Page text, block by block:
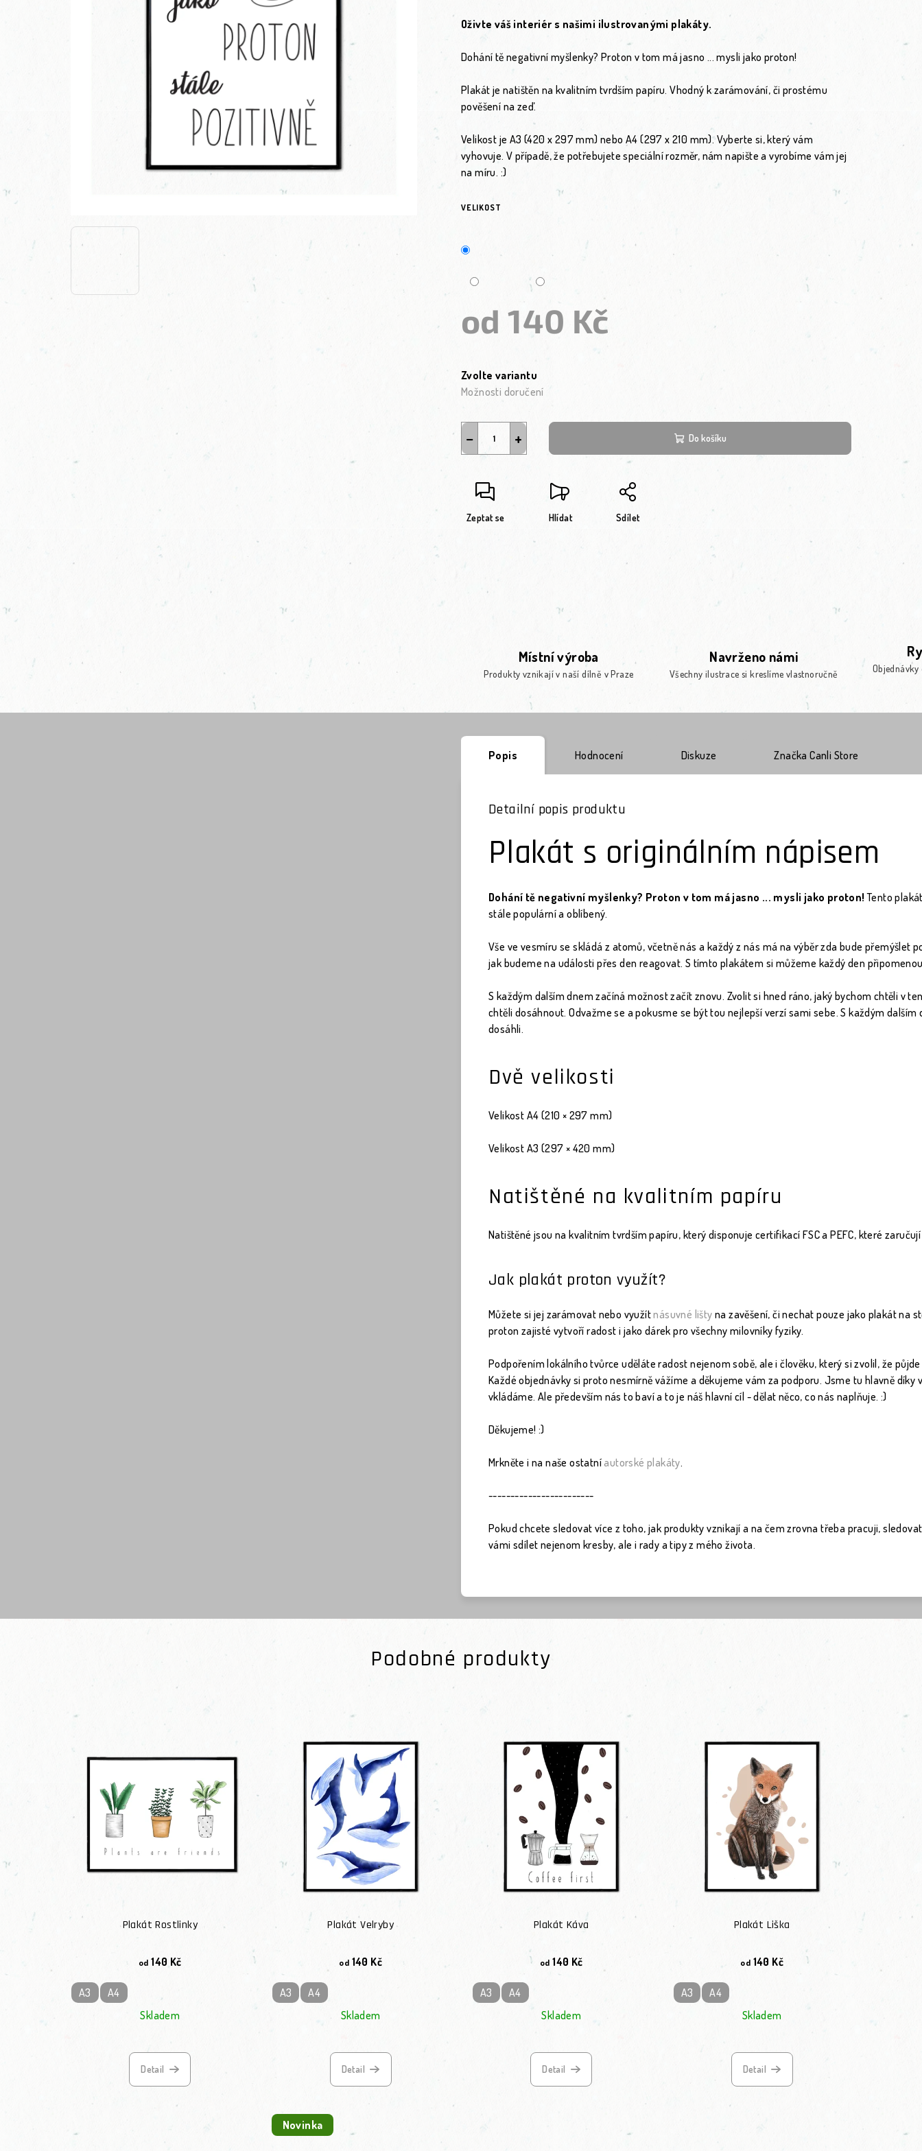
Oživte váš interiér s našimi ilustrovanými plakáty.
Dohání tě negativní myšlenky? Proton v tom má jasno ... mysli jako proton!
Plakát je natištěn na kvalitním tvrdším papíru. Vhodný k zarámování, či prostému
pověšení na zeď.
Velikost je A3 (420 x 297 mm) nebo A4 (297 x 210 mm). Vyberte si, který vám
vyhovuje. V případě, že potřebujete speciální rozměr, nám napište a vyrobíme vám jej
na míru. :)
VELIKOST
od140 Kč
Zvolte variantu
Možnosti doručení
+
− Do košíku
Zeptat se Hlídat Sdílet
Místní výroba
Produkty vznikají v naší dílně v Praze
Navrženo námi
Všechny ilustrace si kreslíme vlastnoručně Objednávky
Popis Hodnocení Diskuze Značka Canli Store
Detailní popis produktu
Plakát s originálním nápisem
Dohání tě negativní myšlenky? Proton v tom má jasno ... mysli jako proton!Tento
stále populární a oblíbený.
Vše ve vesmíru se skládá z atomů, včetně nás a každý z nás má na výběr zda bude přemýšlet
jak budeme na události přes den reagovat. S tímto plakátem si můžeme každý den
S každým dalším dnem začíná možnost začít znovu. Zvolit si hned ráno, jaký bychom chtěli v
chtěli dosáhnout. Odvažme se a pokusme se být tou nejlepší verzí sami sebe. S každým
dosáhli.
Dvě velikosti
Velikost A4 (210 × 297 mm)
Velikost A3 (297 × 420 mm)
Natištěné na kvalitním papíru
Natištěné jsou na kvalitním tvrdším papíru, který disponuje certifikací FSC a PEFC, které
Jak plakát proton využít?
Můžete si jej zarámovat nebo využítnásuvné lišty na zavěšení, či nechat pouze jako plakát na
proton zajisté vytvoří radost i jako dárek pro všechny milovníky fyziky.
Podpořením lokálního tvůrce uděláte radost nejenom sobě, ale i člověku, který si zvolil, že
Každé objednávky si proto nesmírně vážíme a děkujeme vám za podporu. Jsme tu hlavně
vkládáme. Ale především nás to baví a to je náš hlavní cíl - dělat něco, co nás naplňuje. :)
Děkujeme! :)
Mrkněte i na naše ostatní autorské plakáty.
------------------------
Pokud chcete sledovat více z toho, jak produkty vznikají a na čem zrovna třeba pracuji,
vámi sdílet nejenom kresby, ale i rady a tipy z mého života.
Podobné produkty
Plakát Rostlinky
od 140 Kč
A3
A4
Skladem
Detail
Plakát Velryby
od 140 Kč
A3
A4
Skladem
Detail
Plakát Káva
od 140 Kč
A3
A4
Skladem
Detail
Plakát Liška
od 140 Kč
A3
A4
Skladem
Detail
Novinka